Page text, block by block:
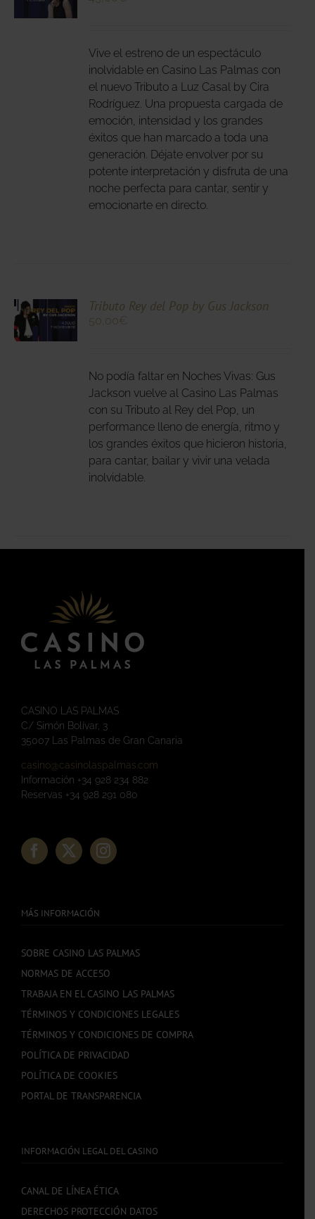
Vive el estreno de un espectáculo
inolvidable en Casino Las Palmas con
el nuevo Tributo a Luz Casal by Cira
Rodríguez. Una propuesta cargada de
emoción, intensidad y los grandes
éxitos que han marcado a toda una
generación. Déjate envolver por su
potente interpretación y disfruta de una
noche perfecta para cantar, sentir y
emocionarte en directo.
Tributo Rey del Pop by Gus Jackson
50,00€
No podía faltar en Noches Vivas: Gus
Jackson vuelve al Casino Las Palmas
con su Tributo al Rey del Pop, un
performance lleno de energía, ritmo y
los grandes éxitos que hicieron historia,
para cantar, bailar y vivir una velada
inolvidable.
CASINO LAS PALMAS
C/ Simón Bolívar, 3
35007 Las Palmas de Gran Canaria
casino@casinolaspalmas.com
Información +34 928 234 882
Reservas +34 928 291 080
MÁS INFORMACIÓN
SOBRE CASINO LAS PALMAS
NORMAS DE ACCESO
TRABAJA EN EL CASINO LAS PALMAS
TÉRMINOS Y CONDICIONES LEGALES
TÉRMINOS Y CONDICIONES DE COMPRA
POLÍTICA DE PRIVACIDAD
POLÍTICA DE COOKIES
PORTAL DE TRANSPARENCIA
INFORMACIÓN LEGAL DEL CASINO
CANAL DE LÍNEA ÉTICA
DERECHOS PROTECCIÓN DATOS